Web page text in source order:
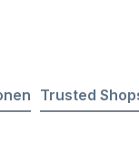
Trusted